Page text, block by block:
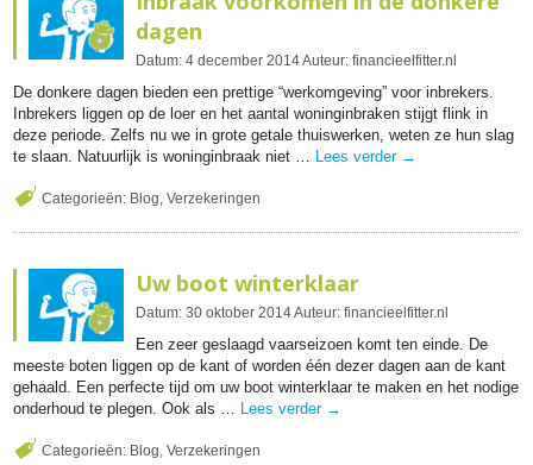
dagen
Datum: 4 december 2014Auteur: financieelfitter.nl
De donkere dagen bieden een prettige “werkomgeving” voor inbrekers.
Inbrekers liggen op de loer en het aantal woninginbraken stijgt flink in
deze periode. Zelfs nu we in grote getale thuiswerken, weten ze hun slag
te slaan. Natuurlijk is woninginbraak niet …
Lees verder →
Categorieën: Blog,Verzekeringen
Uw boot winterklaar
Datum: 30 oktober 2014Auteur: financieelfitter.nl
Een zeer geslaagd vaarseizoen komt ten einde. De
meeste boten liggen op de kant of worden één dezer dagen aan de kant
gehaald. Een perfecte tijd om uw boot winterklaar te maken en het nodige
onderhoud te plegen. Ook als … Lees verder →
Categorieën: Blog,Verzekeringen